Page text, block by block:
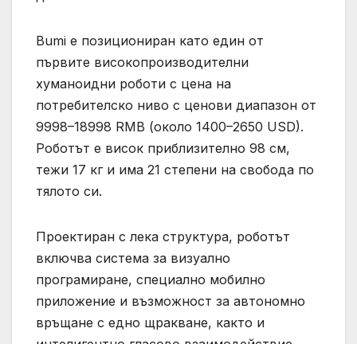
Bumi е позициониран като един от
първите високопроизводителни
хуманоидни роботи с цена на
потребителско ниво с ценови диапазон от
9998–18998 RMB (около 1400–2650 USD).
Роботът е висок приблизително 98 см,
тежи 17 кг и има 21 степени на свобода по
тялото си.
Проектиран с лека структура, роботът
включва система за визуално
програмиране, специално мобилно
приложение и възможност за автономно
връщане с едно щракване, както и